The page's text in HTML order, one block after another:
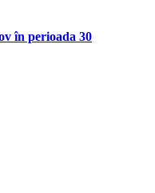
în perioada 30